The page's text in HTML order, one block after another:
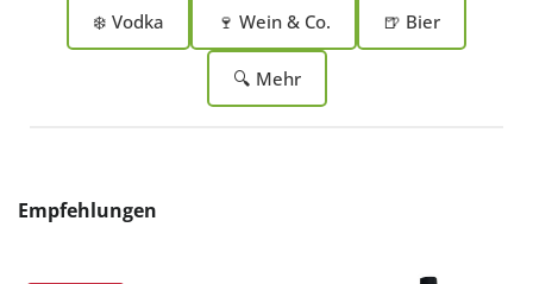
❄️ Vodka 🍷 Wein & Co. 🍺 Bier
🔍 Mehr
Produktgalerie überspringen
Empfehlungen